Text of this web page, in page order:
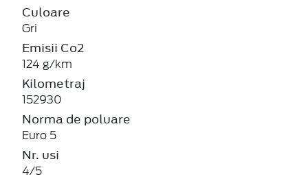
Culoare
Gri
Emisii Co2
124 g/km
Kilometraj
152930
Norma de poluare
Euro 5
Nr. usi
4/5